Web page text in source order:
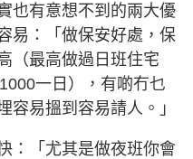
也有意想不到的兩大優
易：「做保安好處，保
（最高做過日班住宅
一日），有啲冇乜
容易搵到容易請人。」
：「尤其是做夜班你會